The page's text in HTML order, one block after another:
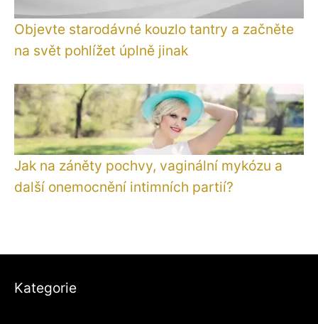
Objevte starodávné kouzlo tantry a začněte
na svět pohlížet úplně jinak
Jak na záněty pochvy, vaginální mykózu a
další onemocnění intimních partií?
Kategorie